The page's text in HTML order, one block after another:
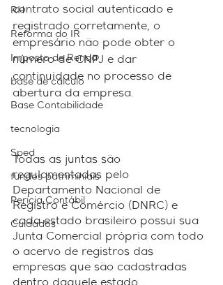
RH
Reforma do IR
Imposto de Renda
base de cálculo
Base Contabilidade
tecnologia
Sped
fundos patriminiais
Perícia Contábil
Cuidados
contrato social autenticado e
registrado corretamente, o
empresário não pode obter o
número de CNPJ e dar
continuidade no processo de
abertura da empresa.
Todas as juntas são
regulamentadas pelo
Departamento Nacional de
Registro e Comércio (DNRC) e
cada estado brasileiro possui sua
Junta Comercial própria com todo
o acervo de registros das
empresas que são cadastradas